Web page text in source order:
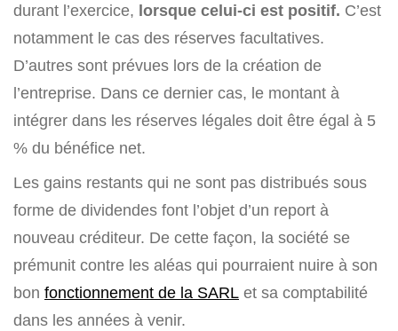
durant l’exercice, lorsque celui-ci est positif. C’est
notamment le cas des réserves facultatives.
D’autres sont prévues lors de la création de
l’entreprise. Dans ce dernier cas, le montant à
intégrer dans les réserves légales doit être égal à 5
% du bénéfice net.
Les gains restants qui ne sont pas distribués sous
forme de dividendes font l’objet d’un report à
nouveau créditeur. De cette façon, la société se
prémunit contre les aléas qui pourraient nuire à son
bon fonctionnement de la SARL et sa comptabilité
dans les années à venir.